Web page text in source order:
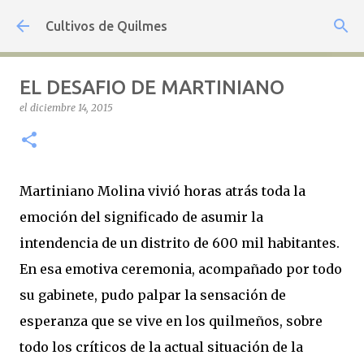
Ir al contenido principal
Cultivos de Quilmes
EL DESAFIO DE MARTINIANO
el diciembre 14, 2015
Martiniano Molina vivió horas atrás toda la
emoción del significado de asumir la
intendencia de un distrito de 600 mil habitantes.
En esa emotiva ceremonia, acompañado por todo
su gabinete, pudo palpar la sensación de
esperanza que se vive en los quilmeños, sobre
todo los críticos de la actual situación de la